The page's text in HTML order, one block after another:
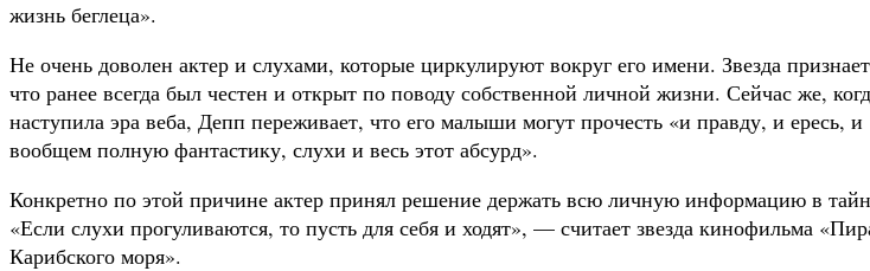
жизнь беглеца».
Не очень доволен актер и слухами, которые циркулируют вокруг его имени. Звезда
что ранее всегда был честен и открыт по поводу собственной личной жизни. Сейчас же,
наступила эра веба, Депп переживает, что его малыши могут прочесть «и правду, и ересь, и
вообщем полную фантастику, слухи и весь этот абсурд».
Конкретно по этой причине актер принял решение держать всю личную информацию в
«Если слухи прогуливаются, то пусть для себя и ходят», — считает звезда кинофильма
Карибского моря».